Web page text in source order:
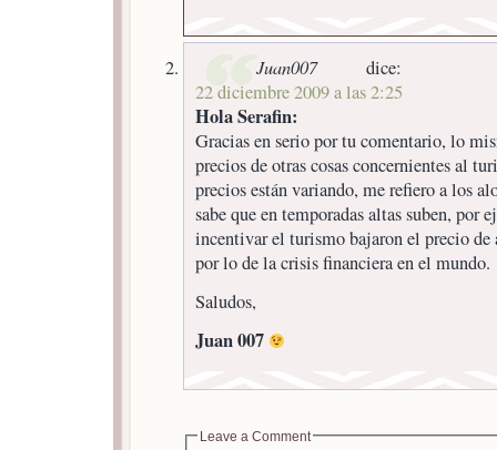
Juan007
dice:
22 diciembre 2009 a las 2:25
Hola Serafin:
Gracias en serio por tu comentario, lo
precios de otras cosas concernientes al
precios están variando, me refiero a los
sabe que en temporadas altas suben, por
incentivar el turismo bajaron el precio de
por lo de la crisis financiera en el mundo.
Saludos,
Juan 007
Leave a Comment